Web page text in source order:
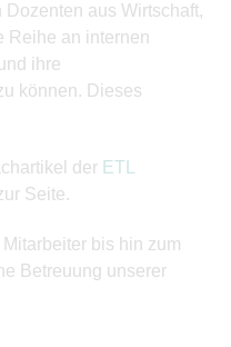
aus Wirtschaft,
Reihe an internen
ihre
können. Dieses
der ETL
Seite.
bis hin zum
Betreuung unserer